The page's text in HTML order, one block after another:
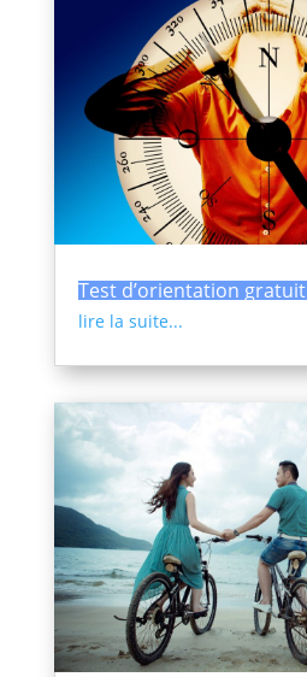
Test d’orientation gratuit
lire la suite...